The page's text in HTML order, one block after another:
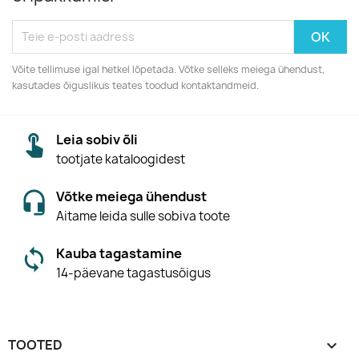
Võite tellimuse igal hetkel lõpetada. Võtke selleks meiega ühendust,
kasutades õiguslikus teates toodud kontaktandmeid.
Leia sobiv õli
tootjate kataloogidest
Võtke meiega ühendust
Aitame leida sulle sobiva toote
Kauba tagastamine
14-päevane tagastusõigus
TOOTED 